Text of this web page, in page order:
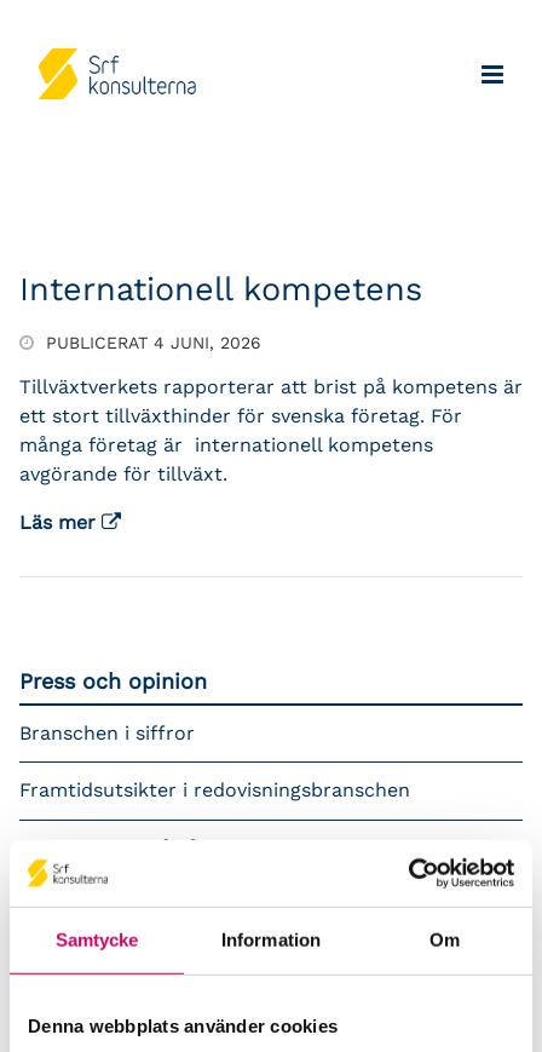
Samtycke Information Om
Denna webbplats använder cookies
Internationell kompetens
PUBLICERAT 4 JUNI, 2026
Tillväxtverkets rapporterar att brist på kompetens är
ett stort tillväxthinder för svenska företag. För
många företag är internationell kompetens
avgörande för tillväxt.
Läs mer
Press och opinion
Branschen i siffror
Framtidsutsikter i redovisningsbranschen
Prenumerera på våra nyhetsbrev
Pressrum
Remisser